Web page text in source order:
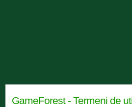
GameForest - Termeni de